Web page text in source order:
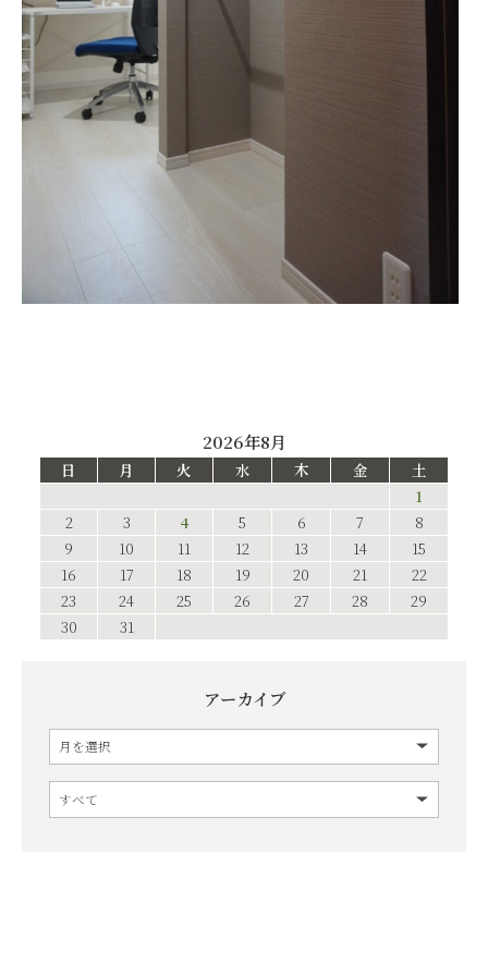
2026年8月
日 月 火 水 木 金
土
1
2
3 4 5 6 7
8
9
10 11 12 13 14
15
16
17 18 19 20 21
22
23
24 25 26 27 28
29
30
31
アーカイブ